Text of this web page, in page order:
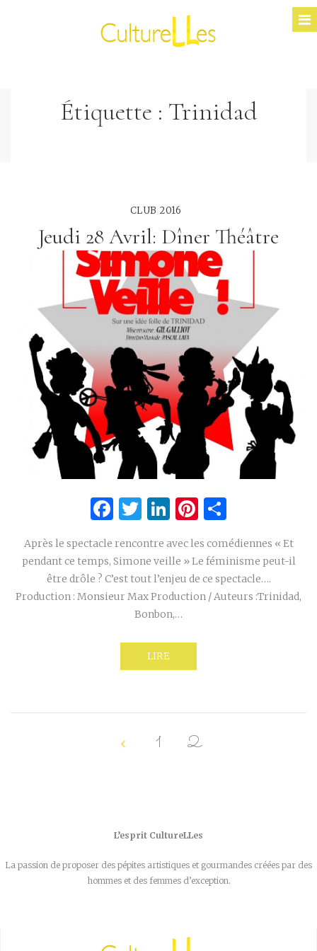
Étiquette : Trinidad
CLUB 2016
Jeudi 28 Avril: Dîner Théâtre
Facebook
Twitter
LinkedIn
Pinterest
Après le spectacle rencontre avec les comédiennes « Et
pendant ce temps, Simone veille » Le féminisme peut-il
être drôle ? C’est tout l’enjeu de ce spectacle….
Production : Monsieur Max Production / Auteurs :Trinidad,
Bonbon,…
LIRE
1 2
L’esprit CultureLLes
La passion de proposer des pépites artistiques et gourmandes créées par des
hommes et des femmes d’exception.